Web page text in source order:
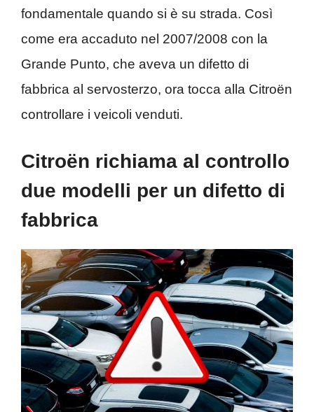
fondamentale quando si è su strada. Così
come era accaduto nel 2007/2008 con la
Grande Punto, che aveva un difetto di
fabbrica al servosterzo, ora tocca alla Citroën
controllare i veicoli venduti.
Citroën richiama al controllo
due modelli per un difetto di
fabbrica